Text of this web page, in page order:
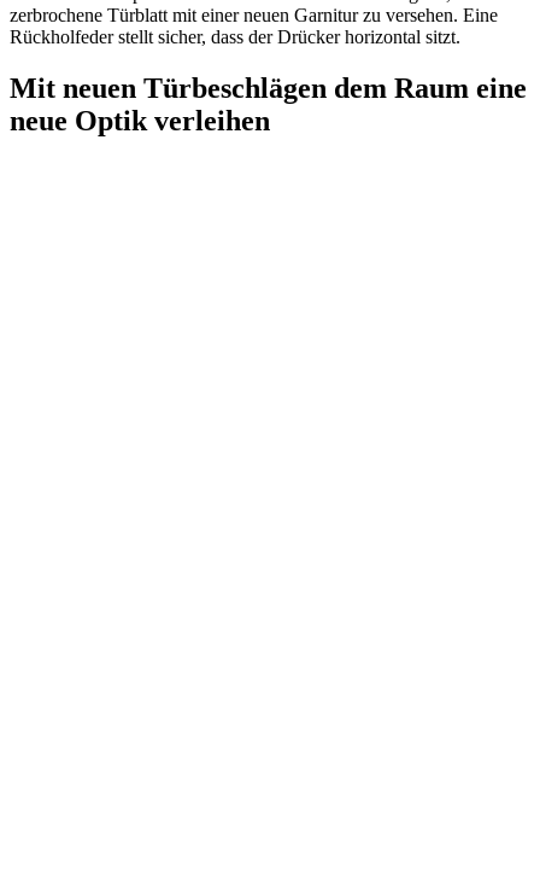
zerbrochene Türblatt mit einer neuen Garnitur zu versehen. Eine
Rückholfeder stellt sicher, dass der Drücker horizontal sitzt.
Mit neuen Türbeschlägen dem Raum eine
neue Optik verleihen